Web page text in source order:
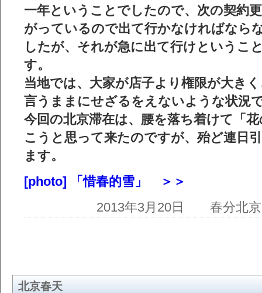
一年ということでしたので、次の契約
がっているので出て行かなければなら
したが、それが急に出て行けというこ
す。
当地では、大家が店子より権限が大き
言うままにせざるをえないような状況
今回の北京滞在は、腰を落ち着けて「
こうと思って来たのですが、殆ど連日
ます。
[photo] 「惜春的雪」 ＞＞
2013年3月20日 春分北
北京春天